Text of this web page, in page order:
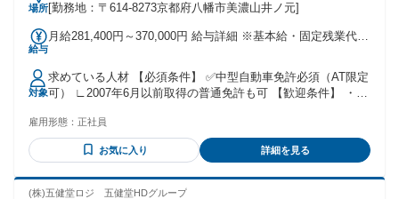
場所八幡京田辺ICから車で5分
[勤務地：〒614-8273京都府八幡市美濃山井ノ元]
給与
月給281,400円～370,000円 給与詳細 ※基本給・固定残業代・
定残業代：あり 1ヶ月あたり6万9000円 〜 9万2565円（固定残
業時間：1ヶ月あたり45時間） 固定残業時間を超えた勤務時
間については別途残業代を支給する 【一律手当】 全員に一律
で支払われる通勤・皆勤・家族手当金額：あり 全員に一律で
5000円 ※経験・能力を最大限考慮します！ ■昇給あり ■深夜
割増分別途支給 ■資格手当 ■定額特殊作業手当 ■賞与あり（年
2回） 前年度実績：年間平均70万円
対象
求めている人材 【必須条件】 ✅中型自動車免許必須（AT限定
可） ∟2007年6月以前取得の普通免許も可 【歓迎条件】 ・大
経験がある方 ・ブランクがあるが、再度ドライバー として活
躍したい方 【こんなあなたにピッタリ！】 ・長く安定して働
きたい方 ・家庭と両立して働きたい方 ・プライベートを大切
い方 ・大型免許へのステップアップを目指したい方
雇用形態： 正社員
お気に入り 詳細を見る
(株)五健堂ロジ 五健堂HDグループ